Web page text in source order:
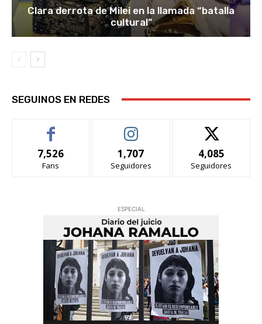
Clara derrota de Milei en la llamada “batalla
cultural”
SEGUINOS EN REDES
7,526
Fans
1,707
Seguidores
4,085
Seguidores
ESPECIAL